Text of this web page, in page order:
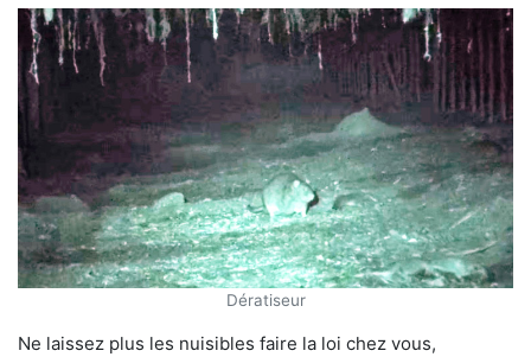
Dératiseur
Ne laissez plus les nuisibles faire la loi chez vous,